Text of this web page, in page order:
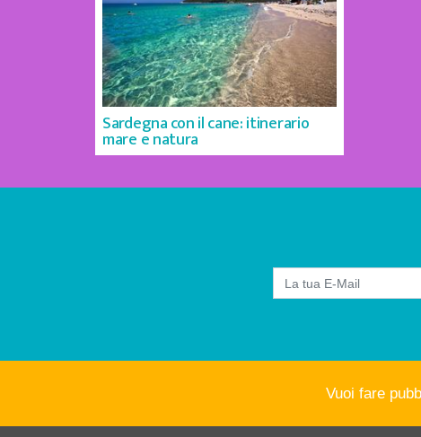
Sardegna con il cane: itinerario
mare e natura
Vuoi fare